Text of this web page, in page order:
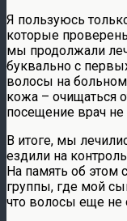
Я пользуюсь
которые
мы продолжали
буквально с
волосы на больном
кожа – очищаться
посещение врач
В итоге, мы
ездили на
На память об этом
группы, где мой
что волосы еще не